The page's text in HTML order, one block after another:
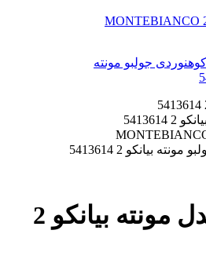
عینک جولبو مدل مونته بیانکو‌ 2